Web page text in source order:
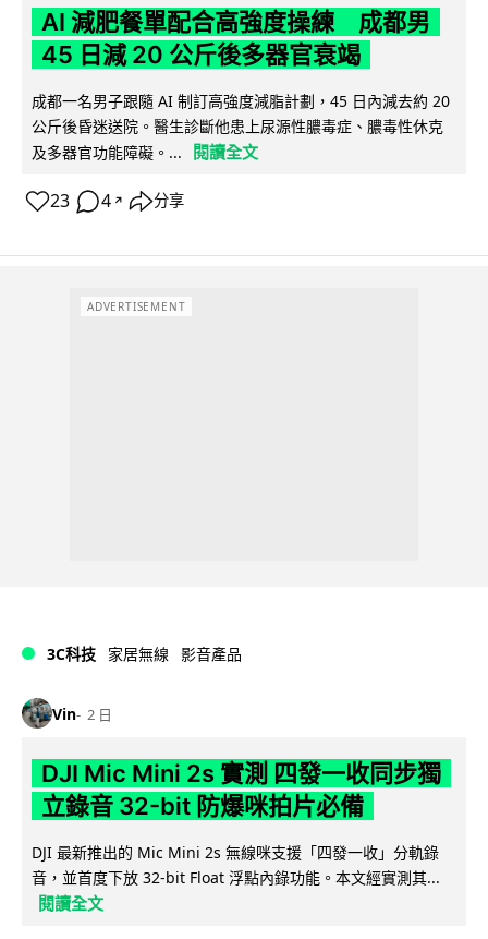
AI 減肥餐單配合高強度操練 成都男
45 日減 20 公斤後多器官衰竭
成都一名男子跟隨 AI 制訂高強度減脂計劃，45 日內減去約 20
公斤後昏迷送院。醫生診斷他患上尿源性膿毒症、膿毒性休克
及多器官功能障礙。...
閱讀全文
23 4 ↗ 分享
ADVERTISEMENT
3C科技 家居無線 影音產品
Vin 2 日
DJI Mic Mini 2s 實測 四發一收同步獨
立錄音 32-bit 防爆咪拍片必備
DJI 最新推出的 Mic Mini 2s 無線咪支援「四發一收」分軌錄
音，並首度下放 32-bit Float 浮點內錄功能。本文經實測其...
閱讀全文